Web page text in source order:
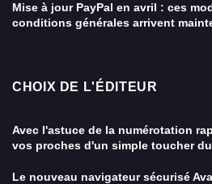
Mise à jour PayPal en avril : ces
conditions générales arrivent
CHOIX DE L'ÉDITEUR
Avec l'astuce de la numérotation
vos proches d'un simple toucher
Le nouveau navigateur sécurisé